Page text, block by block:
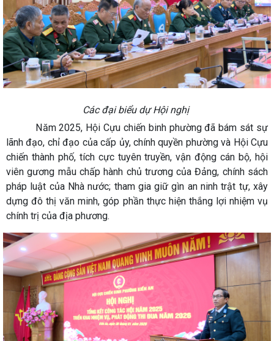
Các đại biểu dự Hội nghị
Năm 2025, Hội Cựu chiến binh phường đã bám sát sự
lãnh đạo, chỉ đạo của cấp ủy, chính quyền phường và Hội Cựu
chiến thành phố, tích cực tuyên truyền, vận động cán bộ, hội
viên gương mẫu chấp hành chủ trương của Đảng, chính sách
pháp luật của Nhà nước; tham gia giữ gìn an ninh trật tự, xây
dựng đô thị văn minh, góp phần thực hiện thắng lợi nhiệm vụ
chính trị của địa phương.